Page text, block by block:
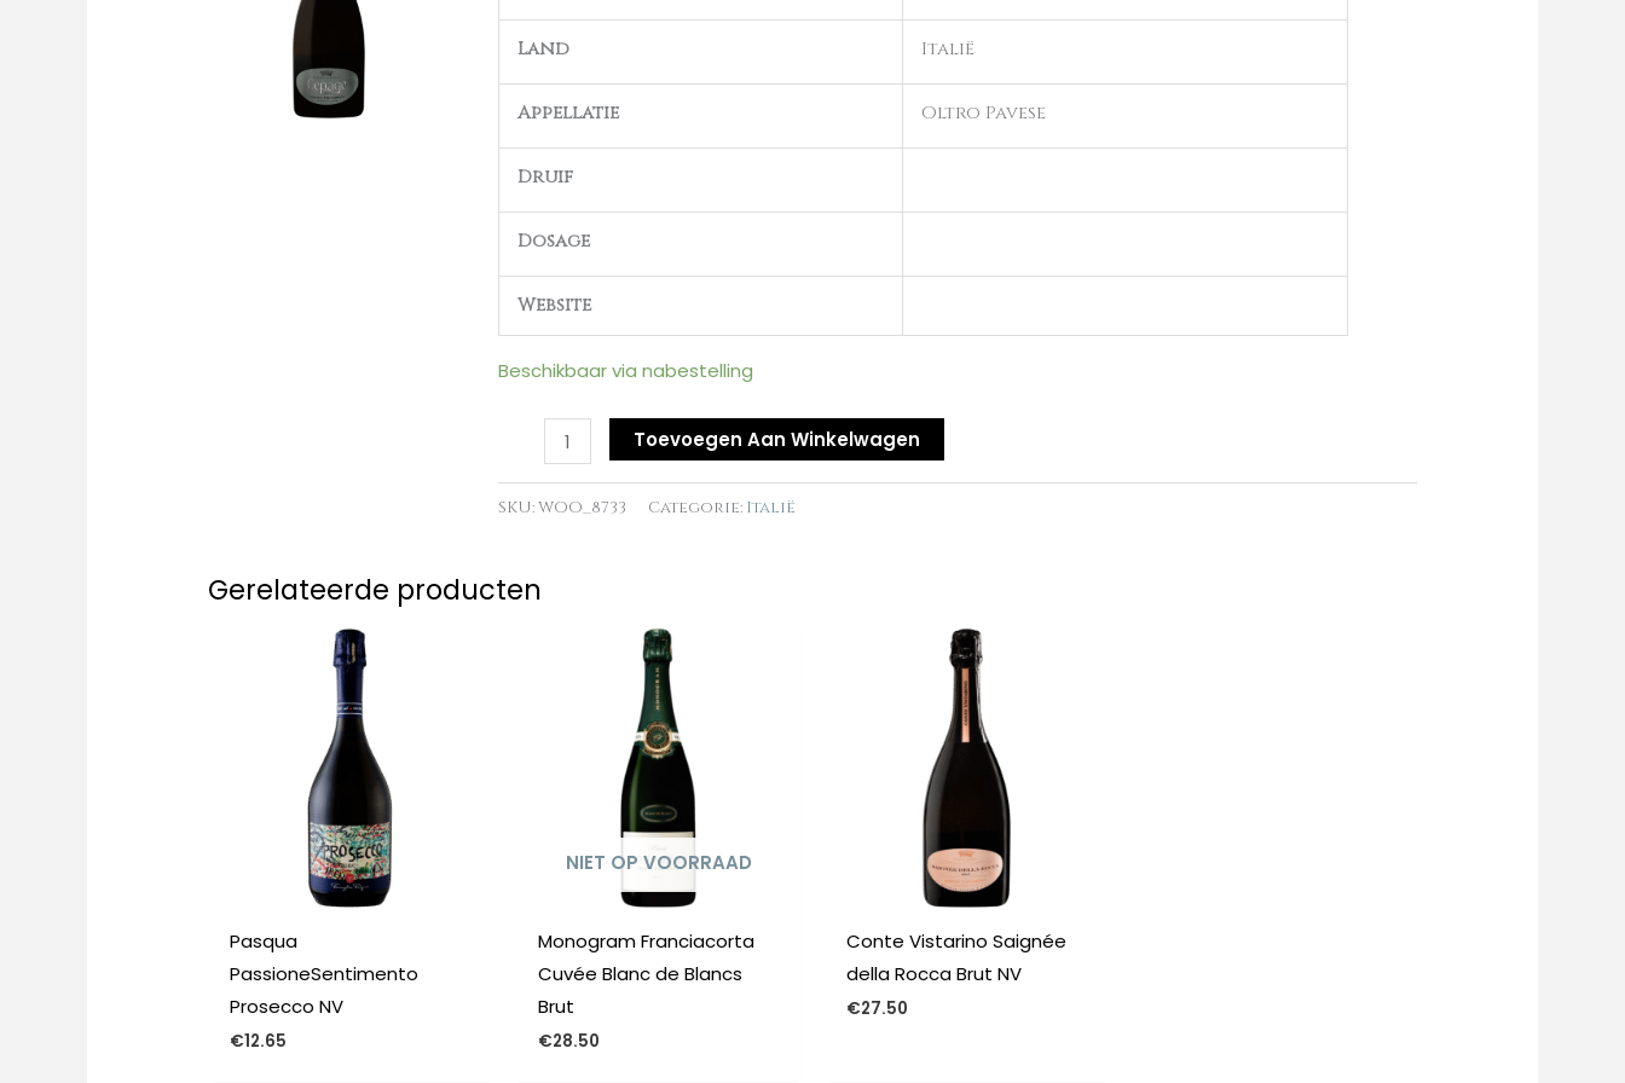
Land Italië
Appellatie Oltro Pavese
Druif
Dosage
Website
Beschikbaar via nabestelling
NV
aantal
Toevoegen Aan Winkelwagen
SKU:WOO_8733 Categorie: Italië
Gerelateerde producten
Pasqua
PassioneSentimento
Prosecco NV
€12.65
NIET OP VOORRAAD
Monogram Franciacorta
Cuvée Blanc de Blancs
Brut
€28.50
Conte Vistarino Saignée
della Rocca Brut NV
€27.50